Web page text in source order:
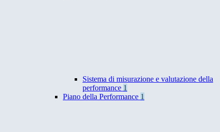
Sistema di misurazione e valutazione della
performance 1
Piano della Performance 1